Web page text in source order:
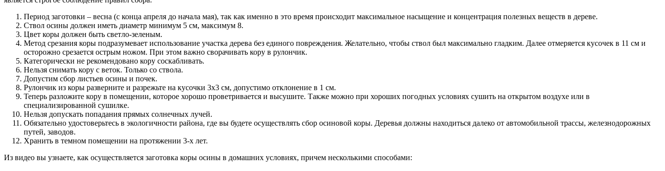
Период заготовки – весна (с конца апреля до начала мая), так как именно в это время происходит максимальное насыщение и концентрация полезных веществ в дереве.
Ствол осины должен иметь диаметр минимум 5 см, максимум 8.
Цвет коры должен быть светло-зеленым.
Метод срезания коры подразумевает использование участка дерева без единого повреждения. Желательно, чтобы ствол был максимально гладким. Далее отмеряется кусочек в 11 см и
осторожно срезается острым ножом. При этом важно сворачивать кору в рулончик.
Категорически не рекомендовано кору соскабливать.
Нельзя снимать кору с веток. Только со ствола.
Допустим сбор листьев осины и почек.
Рулончик из коры разверните и разрежьте на кусочки 3х3 см, допустимо отклонение в 1 см.
Теперь разложите кору в помещении, которое хорошо проветривается и высушите. Также можно при хороших погодных условиях сушить на открытом воздухе или в
специализированной сушилке.
Нельзя допускать попадания прямых солнечных лучей.
Обязательно удостоверьтесь в экологичности района, где вы будете осуществлять сбор осиновой коры. Деревья должны находиться далеко от автомобильной трассы, железнодорожных
путей, заводов.
Хранить в темном помещении на протяжении 3-х лет.
Из видео вы узнаете, как осуществляется заготовка коры осины в домашних условиях, причем несколькими способами: